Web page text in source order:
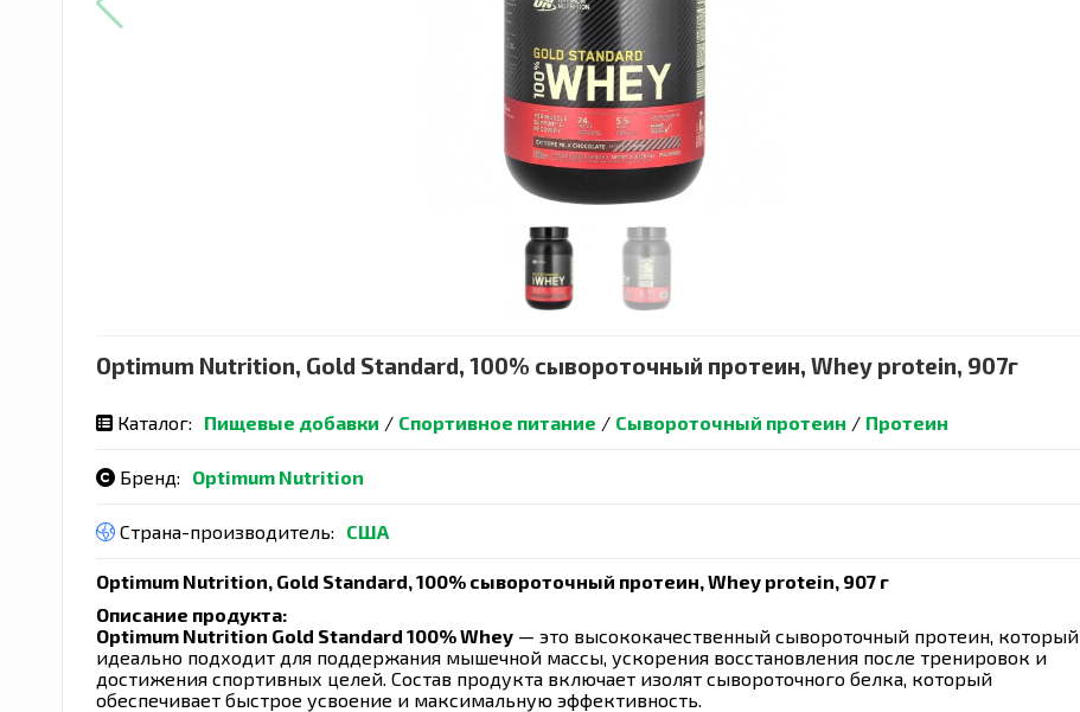
Optimum Nutrition, Gold Standard, 100% сывороточный протеин, Whey protein, 907г
Каталог: Пищевые добавки / Спортивное питание / Сывороточный протеин / Протеин
Бренд: Optimum Nutrition
Страна-производитель: США
Optimum Nutrition, Gold Standard, 100% сывороточный протеин, Whey protein, 907 г
Описание продукта:
Optimum Nutrition Gold Standard 100% Whey — это высококачественный сывороточный протеин, который
идеально подходит для поддержания мышечной массы, ускорения восстановления после тренировок и
достижения спортивных целей. Состав продукта включает изолят сывороточного белка, который
обеспечивает быстрое усвоение и максимальную эффективность.